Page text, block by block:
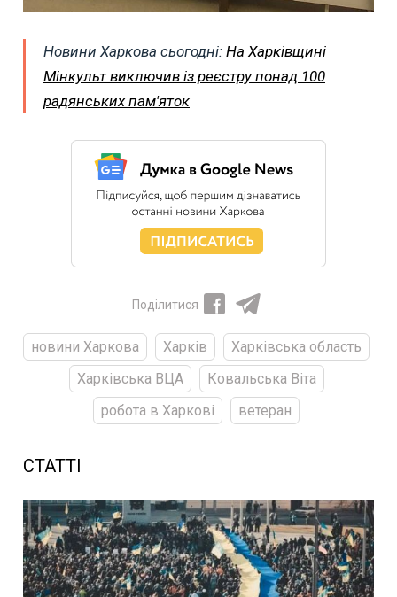
Новини Харкова сьогодні: На Харківщині
Мінкульт виключив із реєстру понад 100
радянських пам'яток
Поділитися
новини Харкова Харків
Харківська область
Харківська ВЦА
Ковальська Віта
робота в Харкові
ветеран
СТАТТІ